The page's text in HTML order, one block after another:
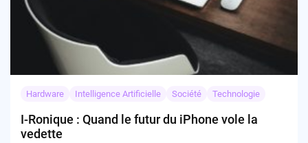
Hardware Intelligence Artificielle Société Technologie
I-Ronique : Quand le futur du iPhone vole la
vedette